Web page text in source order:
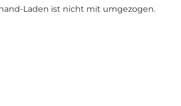
Laden ist nicht mit umgezogen.